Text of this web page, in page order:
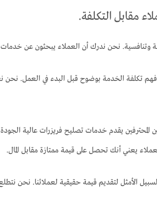
مقابل التكلفة.
وتنافسية. نحن ندرك أن العملاء يبحثون عن
تكلفة الخدمة بوضوح قبل البدء في العمل. نحن
المحترفين يقدم خدمات تصليح فريزرات عالية
يعني أنك تحصل على قيمة ممتازة مقابل المال.
الأمثل لتقديم قيمة حقيقية لعملائنا. نحن نتطلع